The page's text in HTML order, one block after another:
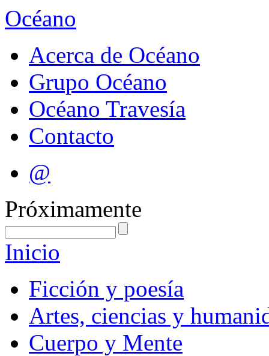
Océano
Acerca de Océano
Grupo Océano
Océano Travesía
Contacto
@
Próximamente
Inicio
Ficción y poesía
Artes, ciencias y
Cuerpo y Mente